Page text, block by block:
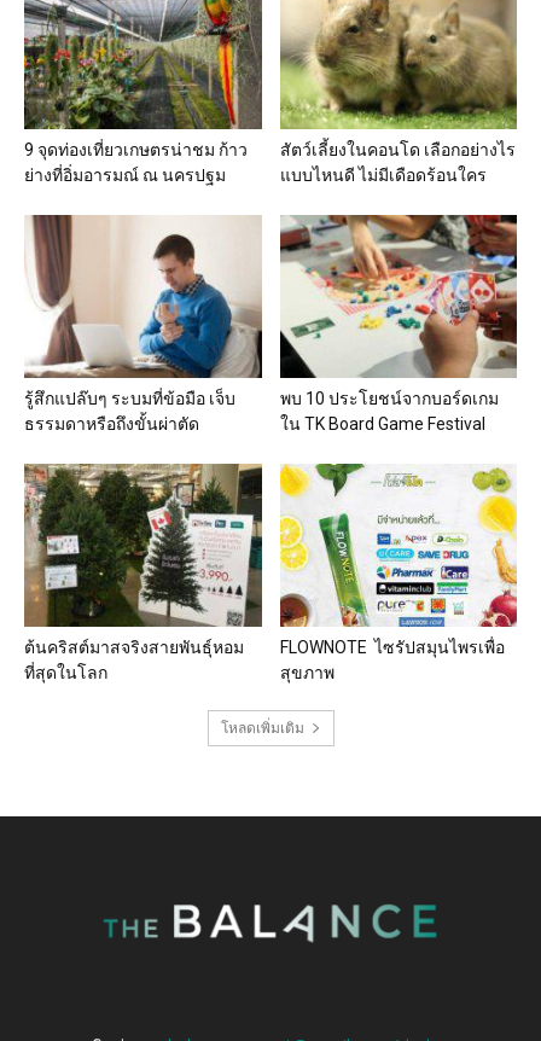
9 จุดท่องเที่ยวเกษตรน่าชม ก้าว
ย่างที่อิ่มอารมณ์ ณ นครปฐม
สัตว์เลี้ยงในคอนโด เลือกอย่างไร
แบบไหนดี ไม่มีเดือดร้อนใคร
รู้สึกแปล๊บๆ ระบมที่ข้อมือ เจ็บ
ธรรมดาหรือถึงขั้นผ่าตัด
พบ 10 ประโยชน์จากบอร์ดเกม
ใน TK Board Game Festival
ต้นคริสต์มาสจริงสายพันธุ์หอม
ที่สุดในโลก
FLOWNOTE ไซรัปสมุนไพรเพื่อ
สุขภาพ
โหลดเพิ่มเติม